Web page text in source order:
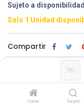
Home Search
Sujeto a disponibilidad
Solo 1 Unidad
Compartir
Terminos y
100% original